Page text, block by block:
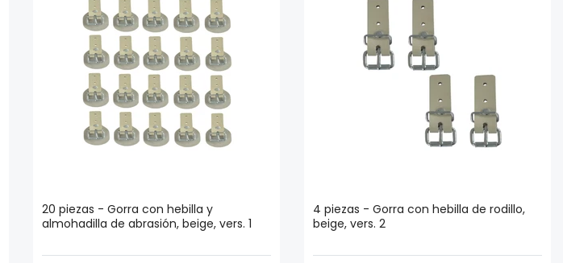
20 piezas - Gorra con hebilla y
almohadilla de abrasión, beige, vers. 1
4 piezas - Gorra con hebilla de rodillo,
beige, vers. 2